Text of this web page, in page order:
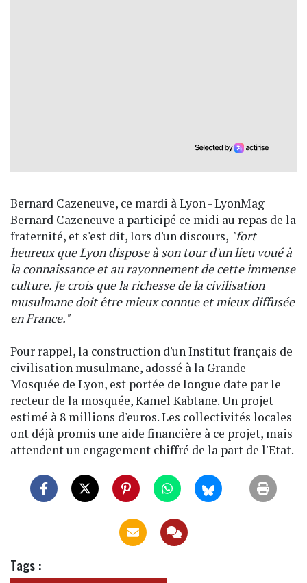
Bernard Cazeneuve, ce mardi à Lyon - LyonMag
Bernard Cazeneuve a participé ce midi au repas de la
fraternité, et s'est dit, lors d'un discours, "fort
heureux que Lyon dispose à son tour d'un lieu voué à
la connaissance et au rayonnement de cette immense
culture. Je crois que la richesse de la civilisation
musulmane doit être mieux connue et mieux diffusée
en France."
Pour rappel, la construction d'un Institut français de
civilisation musulmane, adossé à la Grande
Mosquée de Lyon, est portée de longue date par le
recteur de la mosquée, Kamel Kabtane. Un projet
estimé à 8 millions d'euros. Les collectivités locales
ont déjà promis une aide financière à ce projet, mais
attendent un engagement chiffré de la part de l'Etat.
Tags :